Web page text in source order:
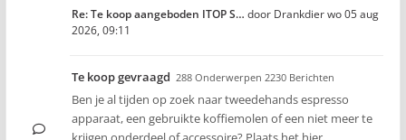
Re: Te koop aangeboden ITOP S… door Drankdierwo 05 aug
2026, 09:11
Te koop gevraagd 288 Onderwerpen 2230 Berichten
Ben je al tijden op zoek naar tweedehands espresso
apparaat, een gebruikte koffiemolen of een niet meer te